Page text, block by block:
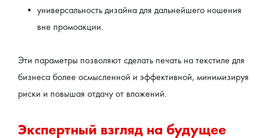
универсальность дизайна для дальнейшего ношения
вне промоакции.
Эти параметры позволяют сделать печать на текстиле для
бизнеса более осмысленной и эффективной, минимизируя
риски и повышая отдачу от вложений.
Экспертный взгляд на будущее